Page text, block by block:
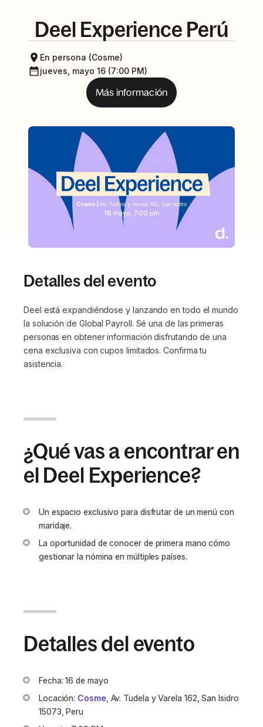
Deel Experience Perú
En persona (Cosme)
jueves, mayo 16 (7:00 PM)
Más información
Detalles del evento
Deel está expandiéndose y lanzando en todo el mundo
la solución de Global Payroll. Sé una de las primeras
personas en obtener información disfrutando de una
cena exclusiva con cupos limitados. Confirma tu
asistencia.
¿Qué vas a encontrar en
el Deel Experience?
Un espacio exclusivo para disfrutar de un menú con
maridaje.
La oportunidad de conocer de primera mano cómo
gestionar la nómina en múltiples países.
Detalles del evento
Fecha: 16 de mayo
Locación: Cosme , Av. Tudela y Varela 162, San Isidro
15073, Peru